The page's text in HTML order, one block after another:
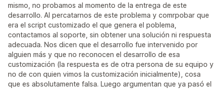
mismo, no probamos al momento de la entrega de este
desarrollo. Al percatarnos de este problema y comrpobar que
era el script customizado el que genera el poblema,
contactamos al soporte, sin obtener una solución ni respuesta
adecuada. Nos dicen que el desarrollo fue intervenido por
alguien más y que no reconocen el desarrollo de esa
customización (la respuesta es de otra persona de su equipo y
no de con quien vimos la customización inicialmente), cosa
que es absolutamente falsa. Luego argumentan que ya pasó el